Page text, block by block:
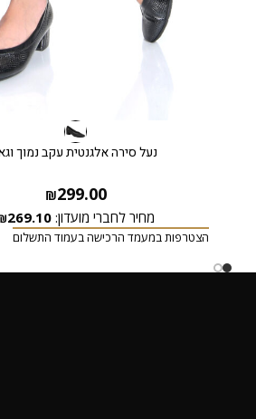
נעל סירה אלגנטית עקב נמוך
₪299.00
מחיר לחברי מועדון:269.10
הצטרפות במעמד הרכישה בעמוד התשלום